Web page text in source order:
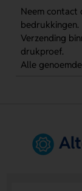
Neem contact
bedrukkingen.
Verzending
drukproef.
Alle